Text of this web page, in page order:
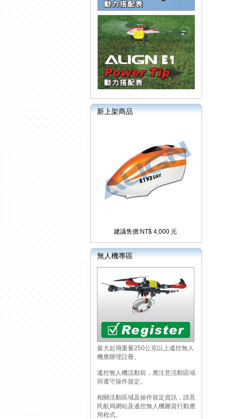
新上架商品
建議售價:NT$ 4,000 元
無人機專區
最大起飛重量250公克以上遙控無人
機應辦理註冊。
遙控無人機活動前，應注意活動區域
與遵守操作規定。
相關活動區域及操作規定資訊，請見
民航局網站及遙控無人機圖資行動應
用程式。